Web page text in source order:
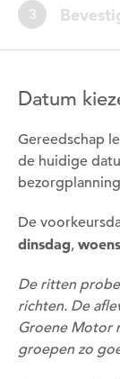
3
Datum
Gereedschap
de huidige
De
dinsdag,
De ritten
richten. De
Groene Motor
groepen zo